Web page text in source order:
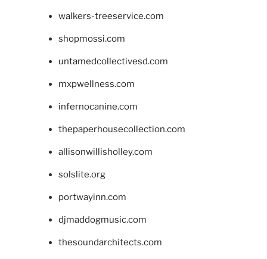
walkers-treeservice.com
shopmossi.com
untamedcollectivesd.com
mxpwellness.com
infernocanine.com
thepaperhousecollection.com
allisonwillisholley.com
solslite.org
portwayinn.com
djmaddogmusic.com
thesoundarchitects.com